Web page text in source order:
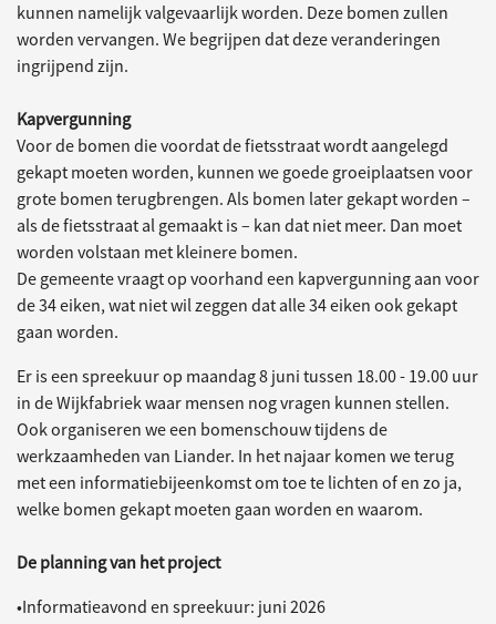
kunnen namelijk valgevaarlijk worden. Deze bomen zullen
worden vervangen. We begrijpen dat deze veranderingen
ingrijpend zijn.
Kapvergunning
Voor de bomen die voordat de fietsstraat wordt aangelegd
gekapt moeten worden, kunnen we goede groeiplaatsen voor
grote bomen terugbrengen. Als bomen later gekapt worden –
als de fietsstraat al gemaakt is – kan dat niet meer. Dan moet
worden volstaan met kleinere bomen.
De gemeente vraagt op voorhand een kapvergunning aan voor
de 34 eiken, wat niet wil zeggen dat alle 34 eiken ook gekapt
gaan worden.
Er is een spreekuur op maandag 8 juni tussen 18.00 - 19.00 uur
in de Wijkfabriek waar mensen nog vragen kunnen stellen.
Ook organiseren we een bomenschouw tijdens de
werkzaamheden van Liander. In het najaar komen we terug
met een informatiebijeenkomst om toe te lichten of en zo ja,
welke bomen gekapt moeten gaan worden en waarom.
De planning van het project
•Informatieavond en spreekuur: juni 2026